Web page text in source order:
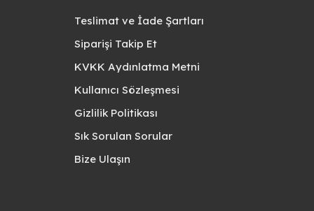
Teslimat ve İade Şartları
Siparişi Takip Et
KVKK Aydınlatma Metni
Kullanıcı Sözleşmesi
Gizlilik Politikası
Sık Sorulan Sorular
Bize Ulaşın